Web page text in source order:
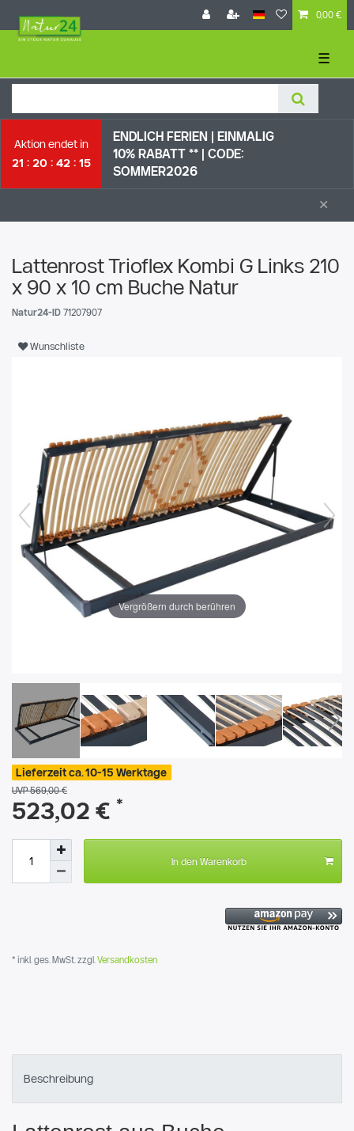
0,00 €
☰
Aktion endet in
21
20 42 14
ENDLICH FERIEN | EI NMALIG
10% RABATT ** | CODE:
SOMMER2026
×
Lattenrost Trioflex Kombi G Links 210
x 90 x 10 cm Buche Natur
Natur24-ID 71207907
Wunschliste
Vergrößern durch berühren
Lieferzeit ca. 10-15 Werktage
UVP 569,00 €
523,02 € *
In den Warenkorb
* inkl. ges. MwSt. zzgl. Versandkosten
Beschreibung